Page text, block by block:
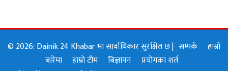
© 2026: Dainik 24 Khabar मा सार्वाधिकार सुरक्षित छ | सम्पर्क
हाम्रो
बारेमा
हाम्रो टीम बिज्ञापन
प्रयोगका शर्त
Designed by: GOJI Solution